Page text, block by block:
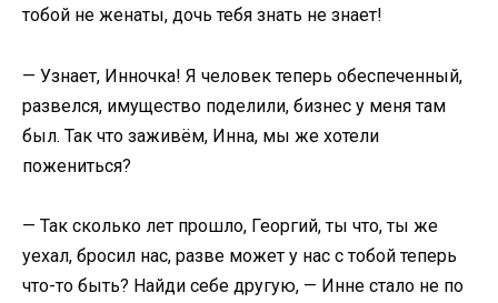
тобой не женаты, дочь тебя знать не знает!
— Узнает, Инночка! Я человек теперь обеспеченный,
развелся, имущество поделили, бизнес у меня там
был. Так что заживём, Инна, мы же хотели
пожениться?
— Так сколько лет прошло, Георгий, ты что, ты же
уехал, бросил нас, разве может у нас с тобой теперь
что-то быть? Найди себе другую, — Инне стало не по